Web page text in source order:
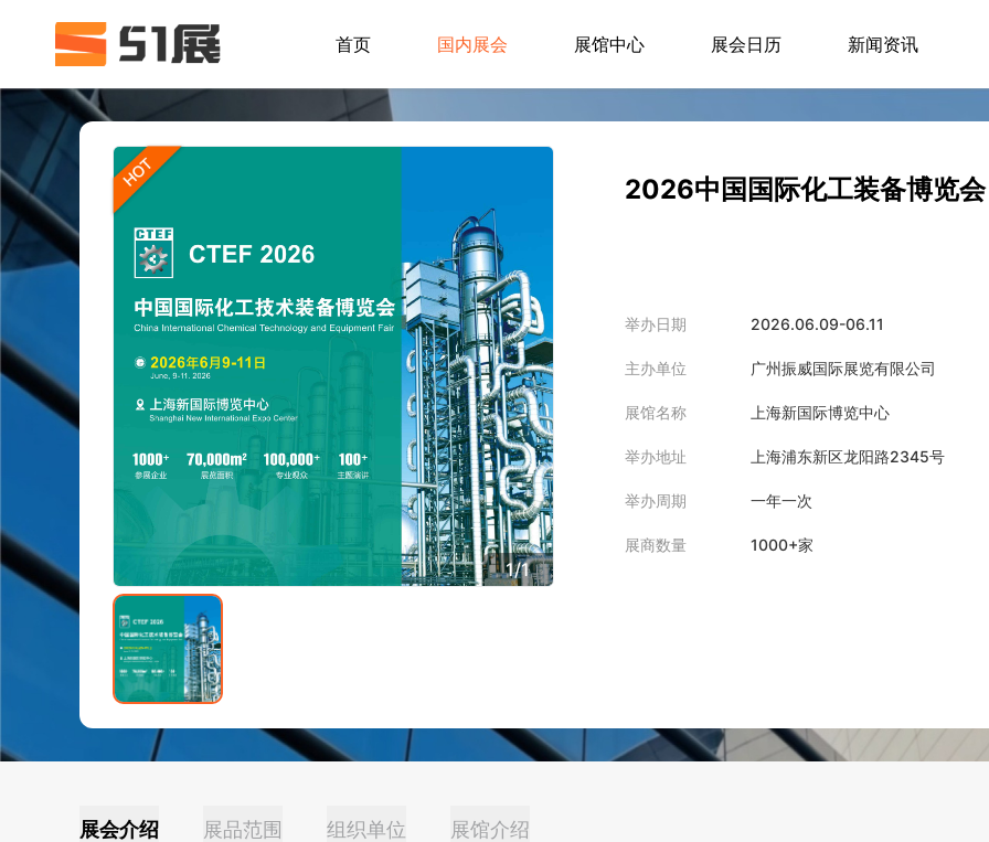
首页 国内展会 展馆中心 展会日历 新闻资讯
1/1
2026中国国际化工装备博览会
举办日期 2026.06.09-06.11
主办单位 广州振威国际展览有限公司
展馆名称 上海新国际博览中心
举办地址 上海浦东新区龙阳路2345号
举办周期 一年一次
展商数量 1000+家
展会介绍 展品范围 组织单位 展馆介绍